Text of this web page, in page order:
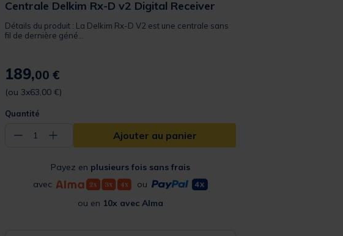
Centrale Delkim Rx-D v2 Digital Receiver
Détails du produit : La Delkim Rx-D V2 est une centrale sans
fil de dernière géné...
189,00 €
(ou 3x63,00 €)
Quantité
− 1 + Ajouter au panier
Payez en plusieurs fois sans frais
avec
ou
ou en 10x avec Alma